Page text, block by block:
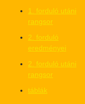
1. forduló utáni
rangsor
2. forduló
eredményei
2. forduló utáni
rangsor
táblák